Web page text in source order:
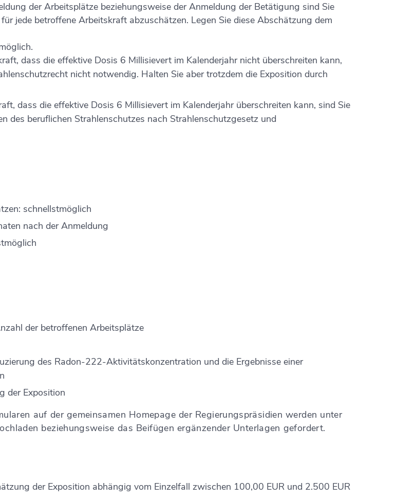
der Arbeitsplätze beziehungsweise der Anmeldung der Betätigung sind Sie
jede betroffene Arbeitskraft abzuschätzen. Legen Sie diese Abschätzung dem
dass die effektive Dosis 6 Millisievert im Kalenderjahr nicht überschreiten kann,
nicht notwendig. Halten Sie aber trotzdem die Exposition durch
dass die effektive Dosis 6 Millisievert im Kalenderjahr überschreiten kann, sind Sie
des beruflichen Strahlenschutzes nach Strahlenschutzgesetz und
schnellstmöglich
nach der Anmeldung
der betroffenen Arbeitsplätze
des Radon-222-Aktivitätskonzentration und die Ergebnisse einer
der Exposition
auf der gemeinsamen Homepage der Regierungspräsidien werden unter
beziehungsweise das Beifügen ergänzender Unterlagen gefordert.
der Exposition abhängig vom Einzelfall zwischen 100,00 EUR und 2.500 EUR